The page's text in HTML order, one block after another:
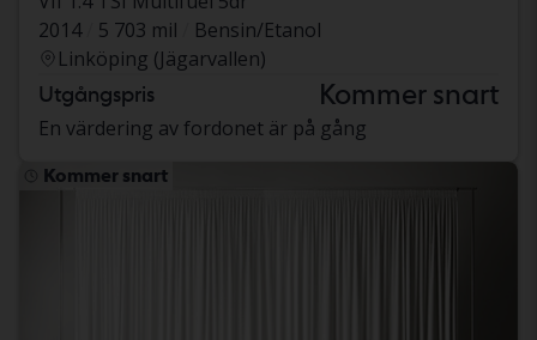
2014
5 703 mil
Bensin/Etanol
Linköping (Jägarvallen)
Utgångspris Kommer snart
En värdering av fordonet är på gång
Kommer snart